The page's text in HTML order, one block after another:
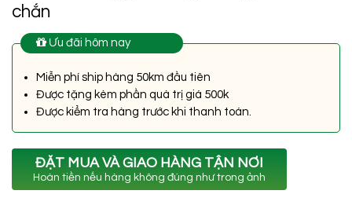
chắn
Ưu đãi hôm nay
Miễn phí ship hàng 50km đầu tiên
Được tặng kèm phần quà trị giá 500k
Được kiểm tra hàng trước khi thanh toán.
ĐẶT MUA VÀ GIAO HÀNG TẬN NƠI
Hoàn tiền nếu hàng không đúng như trong ảnh